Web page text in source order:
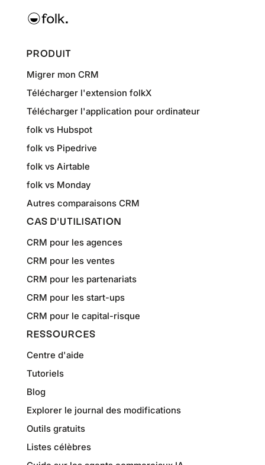
PRODUIT
Migrer mon CRM
Télécharger l'extension folkX
Télécharger l'application pour ordinateur
folk vs Hubspot
folk vs Pipedrive
folk vs Airtable
folk vs Monday
Autres comparaisons CRM
CAS D'UTILISATION
CRM pour les agences
CRM pour les ventes
CRM pour les partenariats
CRM pour les start-ups
CRM pour le capital-risque
RESSOURCES
Centre d'aide
Tutoriels
Blog
Explorer le journal des modifications
Outils gratuits
Listes célèbres